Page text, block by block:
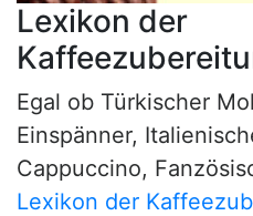
Lexikon der
Egal ob Türkischer
Einspänner,
Cappuccino,
Lexikon der